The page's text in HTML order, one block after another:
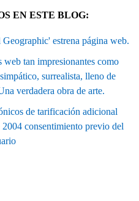
EN ESTE BLOG:
estrena página web.
web tan impresionantes como
surrealista, lleno de
verdadera obra de arte.
de tarificación adicional
consentimiento previo del